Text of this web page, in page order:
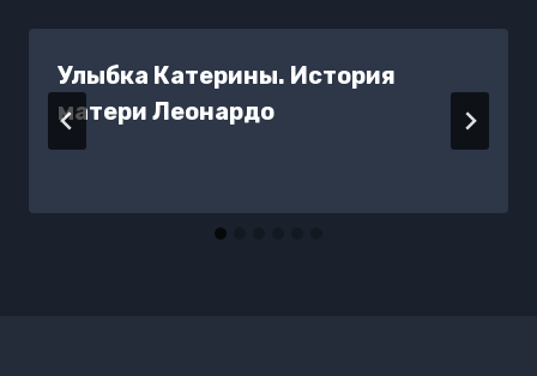
Улыбка Катерины. История
матери Леонардо